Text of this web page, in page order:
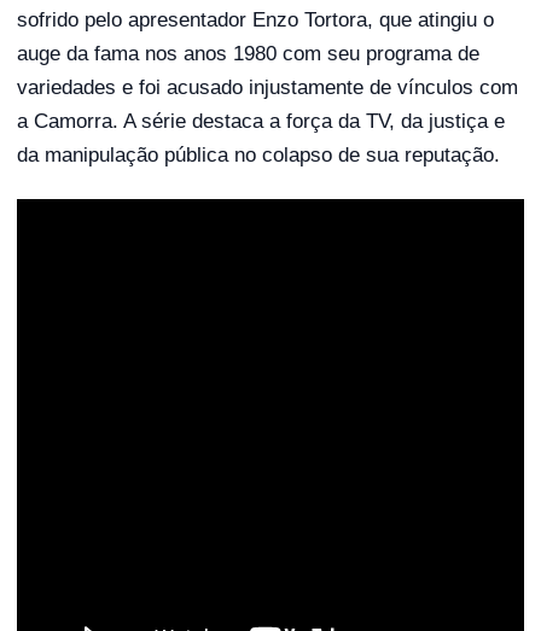
sofrido pelo apresentador Enzo Tortora, que atingiu o
auge da fama nos anos 1980 com seu programa de
variedades e foi acusado injustamente de vínculos com
a Camorra. A série destaca a força da TV, da justiça e
da manipulação pública no colapso de sua reputação.